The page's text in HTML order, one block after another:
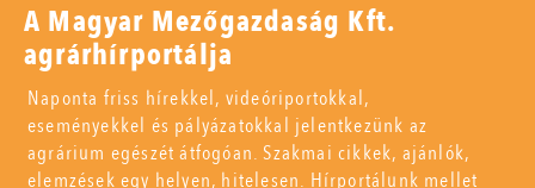
A Magyar Mezőgazdaság Kft.
agrárhírportálja
Naponta friss hírekkel, videóriportokkal,
eseményekkel és pályázatokkal jelentkezünk az
agrárium egészét átfogóan. Szakmai cikkek, ajánlók,
elemzések egy helyen, hitelesen. Hírportálunk mellet